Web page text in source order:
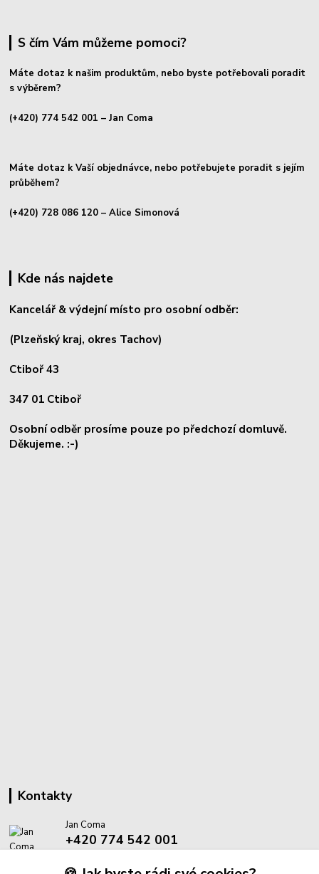
S čím Vám můžeme pomoci?
Máte dotaz k našim produktům, nebo byste potřebovali poradit
s výběrem?
(+420) 774 542 001 – Jan Coma
Máte dotaz k Vaší objednávce, nebo potřebujete poradit s jejím
průběhem?
(+420) 728 086 120 – Alice Simonová
Kde nás najdete
Kancelář & výdejní místo pro osobní odběr:
(Plzeňský kraj, okres Tachov)
Ctiboř 43
347 01 Ctiboř
Osobní odběr prosíme pouze po předchozí domluvě.
Děkujeme. :-)
Kontakty
Jan Coma
+420 774 542 001